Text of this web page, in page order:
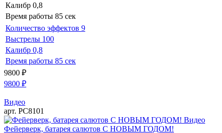
Калибр 0,8
Время работы 85 сек
Количество эффектов 9
Выстрелы 100
Калибр 0,8
Время работы 85 сек
9800 ₽
9800 ₽
Видео
арт. РС8101
Видео
Фейерверк, батарея салютов С НОВЫМ ГОДОМ!